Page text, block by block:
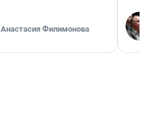
Анастасия Филимонова